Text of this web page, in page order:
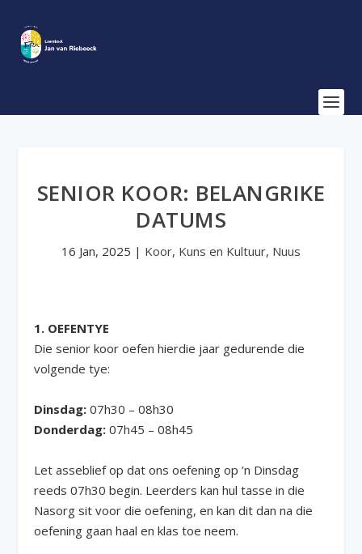
SENIOR KOOR: BELANGRIKE
DATUMS
16 Jan, 2025 | Koor, Kuns en Kultuur, Nuus
1. OEFENTYE
Die senior koor oefen hierdie jaar gedurende die
volgende tye:
Dinsdag: 07h30 – 08h30
Donderdag: 07h45 – 08h45
Let asseblief op dat ons oefening op ’n Dinsdag
reeds 07h30 begin. Leerders kan hul tasse in die
Nasorg sit voor die oefening, en kan dit dan na die
oefening gaan haal en klas toe neem.